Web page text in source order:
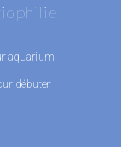
aquarium
débuter